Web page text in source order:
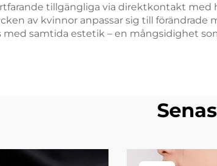
tillgängliga via direktkontakt med
av kvinnor anpassar sig till
samtida estetik – en mångsidighet